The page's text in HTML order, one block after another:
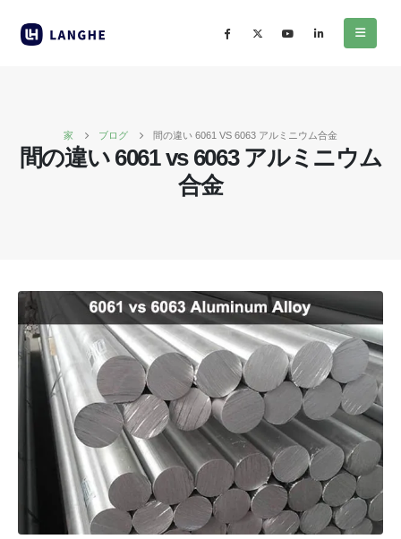
家 ブログ 間の違い 6061 VS 6063 アルミニウム合金
間の違い 6061 vs 6063 アルミニウム
合金